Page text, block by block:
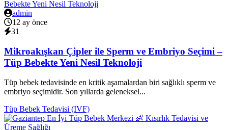
admin
12 ay önce
31
Mikroakışkan Çipler ile Sperm ve Embriyo Seçimi –
Tüp Bebekte Yeni Nesil Teknoloji
Tüp bebek tedavisinde en kritik aşamalardan biri sağlıklı sperm ve
embriyo seçimidir. Son yıllarda geleneksel...
Tüp Bebek Tedavisi (IVF)